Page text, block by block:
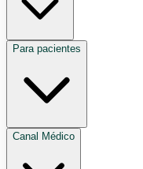
Para pacientes
Canal Médico